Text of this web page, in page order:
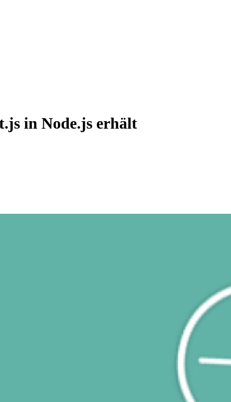
in Node.js erhält